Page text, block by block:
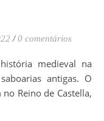
/ 0 comentários
antigas. O
Reino de Castella,